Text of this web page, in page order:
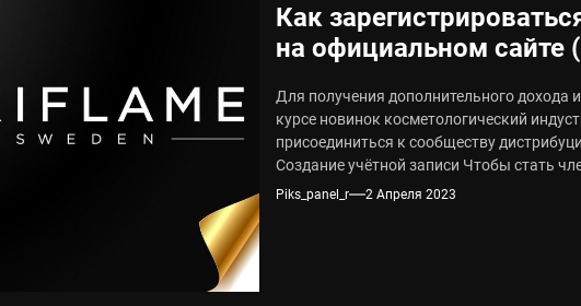
Как
на официальном сайте
Для получения дополнительного дохода
курсе новинок косметологический
присоединиться к сообществу
Создание учётной записи Чтобы стать
Piks_panel_r 2 Апреля 2023